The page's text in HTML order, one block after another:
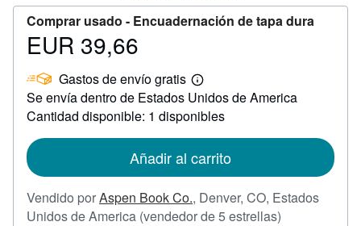
Comprar usado - Encuadernación de tapa dura
Precio
39,66
EUR 39,66
Gastos de envío gratis
Más
información
sobre
las
envío
Se envía dentro de Estados Unidos de America
Cantidad disponible: 1 disponibles
Añadir al carrito
Vendido porAspen Book Co., Denver, CO, Estados
Unidos de America (vendedor de 5 estrellas)